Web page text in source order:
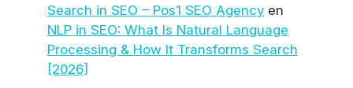
Search in SEO – Pos1 SEO Agency en
NLP in SEO: What Is Natural Language
Processing & How It Transforms Search
[2026]